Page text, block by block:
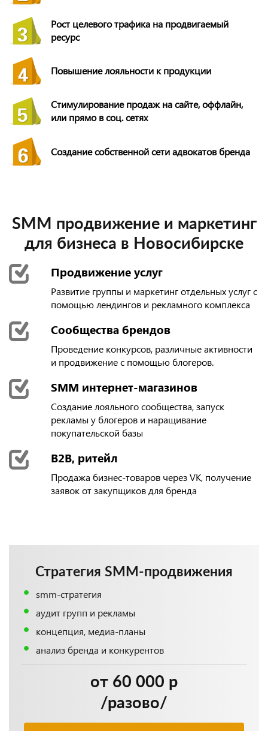
Рост целевого трафика на продвигаемый
ресурс
Повышение лояльности к продукции
Стимулирование продаж на сайте, оффлайн,
или прямо в соц. сетях
Создание собственной сети адвокатов бренда
SMM продвижение и маркетинг
для бизнеса в Новосибирске
Продвижение услуг
Развитие группы и маркетинг отдельных услуг с
помощью лендингов и рекламного комплекса
Сообщества брендов
Проведение конкурсов, различные активности
и продвижение с помощью блогеров.
SMM интернет-магазинов
Создание лояльного сообщества, запуск
рекламы у блогеров и наращивание
покупательской базы
B2B, ритейл
Продажа бизнес-товаров через VK, получение
заявок от закупщиков для бренда
Стратегия SMM-продвижения
smm-стратегия
аудит групп и рекламы
концепция, медиа-планы
анализ бренда и конкурентов
от 60 000 р
/разово/